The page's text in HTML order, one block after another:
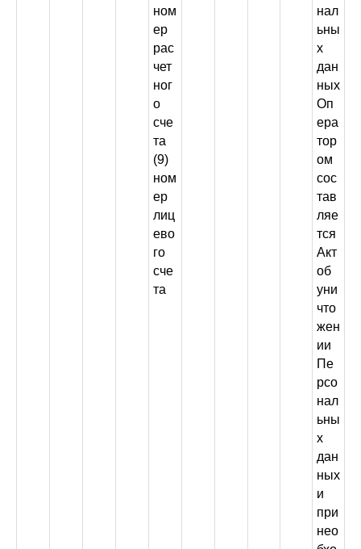
ном
ер
рас
чет
ног
о
сче
та
(9)
ном
ер
лиц
ево
го
сче
та
нал
ьны
х
дан
ных
Оп
ера
тор
ом
сос
тав
ляе
тся
Акт
об
уни
что
жен
ии
Пе
рсо
нал
ьны
х
дан
ных
и
при
нео